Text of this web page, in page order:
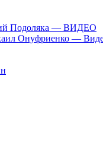
Подоляка — ВИДЕО
Онуфриенко —